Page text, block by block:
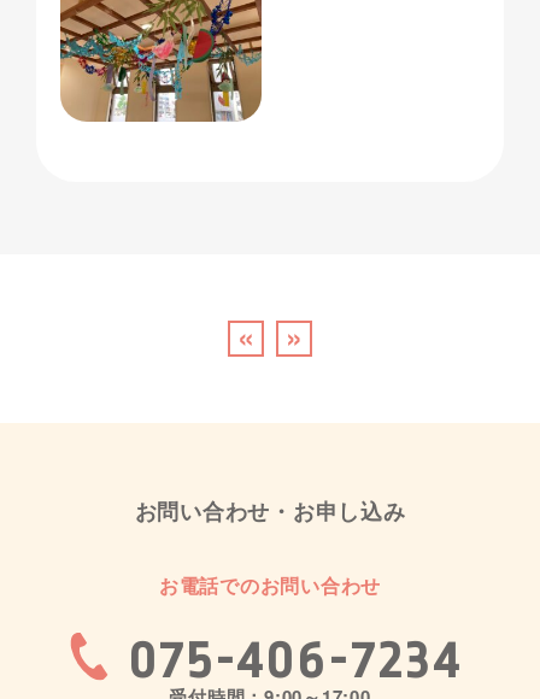
« »
お問い合わせ・お申し込み
お電話でのお問い合わせ
075-406-7234